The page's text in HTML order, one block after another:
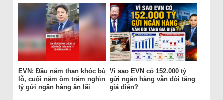
EVN: Đầu năm than khóc bù
lỗ, cuối năm ôm trăm nghìn
tỷ gửi ngân hàng ăn lãi
Vì sao EVN có 152.000 tỷ
gửi ngân hàng vẫn đòi tăng
giá điện?